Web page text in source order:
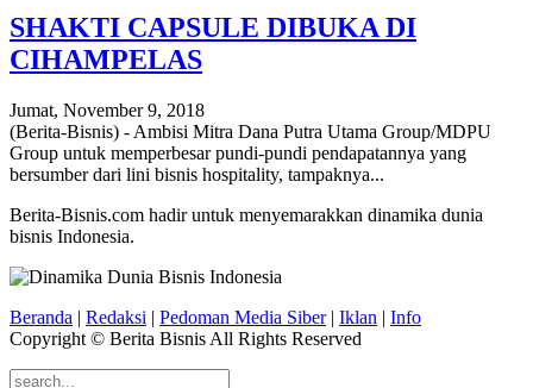
SHAKTI CAPSULE DIBUKA DI
CIHAMPELAS
Jumat, November 9, 2018
(Berita-Bisnis) - Ambisi Mitra Dana Putra Utama Group/MDPU
Group untuk memperbesar pundi-pundi pendapatannya yang
bersumber dari lini bisnis hospitality, tampaknya...
Berita-Bisnis.com hadir untuk menyemarakkan dinamika dunia
bisnis Indonesia.
Beranda | Redaksi | Pedoman Media Siber| Iklan | Info
Copyright © Berita Bisnis All Rights Reserved